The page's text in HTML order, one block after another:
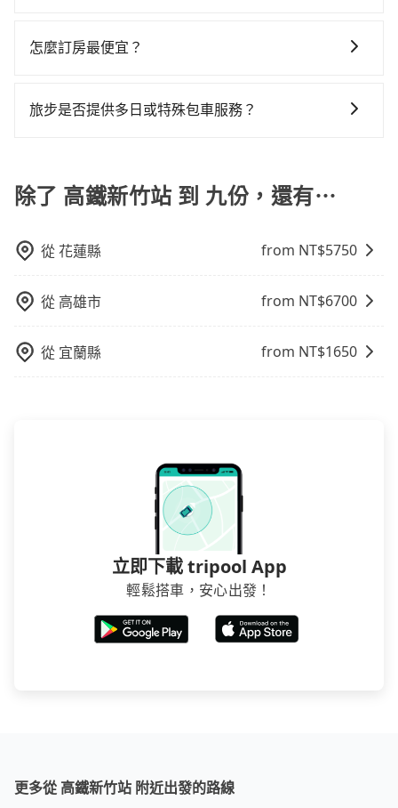
是獨自一人乘車，也可參考tripool的拼車共乘服務，最
修理，每一次租車都好像在開樂透一樣。另外，偶爾也
車或者要載其他乘客的人來說就有不小的風險。最後，
車平台或電話叫車，這代表你需要事先預約，並且要做
擇。
旅步可能會根據行經的路線是否超過海拔1500公尺來進
我們會透過Email的方式向您說明收費細節，讓您能更放
怎麼訂房最便宜？
OTA (online travel agent) 來完成，除了可以快速依據
饋或未來換取免費的住房。台灣人常用的線上訂房平台
有Booking.com、Agoda.com、Hotels.com、
完後預定就完成，事先不用電話確認空房，事後也不用
或規模較小的飯店，有可能再多平台同時上架而發生超
在預定時要不選擇評分高、評論多的飯店，不然就是還
要再人工電話與飯店確認。預訂民宿方面，如不怕麻
旅步是否提供多日或特殊包車服務？
除了 高鐵新竹站 到 九份，還有⋯
從花蓮縣 from NT$5750
從 高雄市 from NT$6700
從 宜蘭縣 from NT$1650
立即下載 tripool App
輕鬆搭車，安心出發！
更多從 高鐵新竹站 附近出發的路線